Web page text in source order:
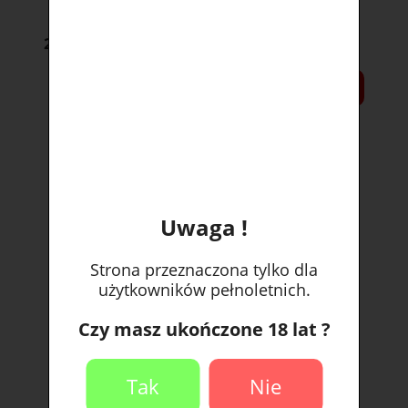
29,90 zł
Uwaga !
Strona przeznaczona tylko dla
użytkowników pełnoletnich.
Czy masz ukończone 18 lat ?
Tak Nie